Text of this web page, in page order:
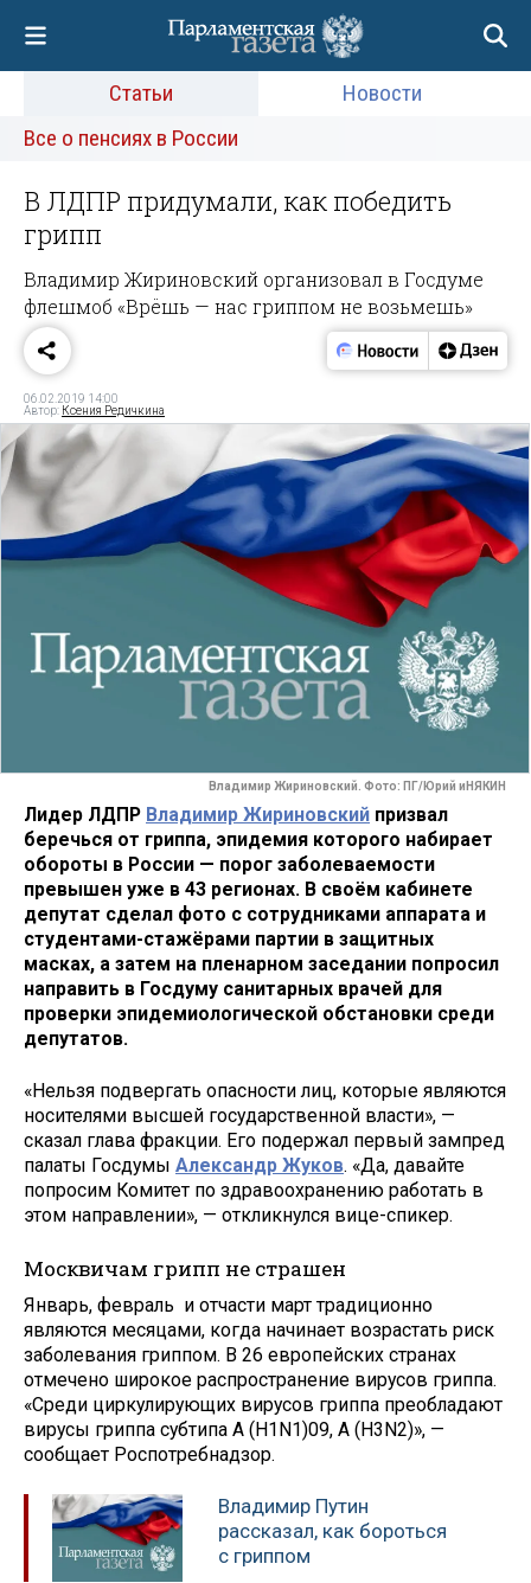
Статьи
Новости
Все о пенсиях в России
В ЛДПР придумали, как победить
грипп
Владимир Жириновский организовал в Госдуме
флешмоб «Врёшь — нас гриппом не возьмешь»
06.02.2019 14:00
Автор: Ксения Редичкина
Владимир Жириновский. Фото: ПГ/Юрий иНЯКИН
Лидер ЛДПР Владимир Жириновский призвал
беречься от гриппа, эпидемия которого набирает
обороты в России — порог заболеваемости
превышен уже в 43 регионах. В своём кабинете
депутат сделал фото с сотрудниками аппарата и
студентами-стажёрами партии в защитных
масках, а затем на пленарном заседании попросил
направить в Госдуму санитарных врачей для
проверки эпидемиологической обстановки среди
депутатов.
«Нельзя подвергать опасности лиц, которые являются
носителями высшей государственной власти», —
сказал глава фракции. Его подержал первый зампред
палаты Госдумы Александр Жуков. «Да, давайте
попросим Комитет по здравоохранению работать в
этом направлении», — откликнулся вице-спикер.
Москвичам грипп не страшен
Январь, февраль и отчасти март традиционно
являются месяцами, когда начинает возрастать риск
заболевания гриппом. В 26 европейских странах
отмечено широкое распространение вирусов гриппа.
«Среди циркулирующих вирусов гриппа преобладают
вирусы гриппа субтипа A (H1N1)09, A (H3N2)», —
сообщает Роспотребнадзор.
Владимир Путин
рассказал, как бороться
с гриппом